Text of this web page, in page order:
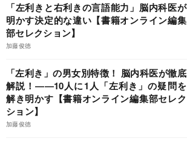
「左利きと右利きの言語能力」脳内科医が
明かす決定的な違い【書籍オンライン編集
部セレクション】
加藤俊徳
「左利き」の男女別特徴！ 脳内科医が徹底
解説！――10人に1人「左利き」の疑問を
解き明かす【書籍オンライン編集部セレク
ション】
加藤俊徳